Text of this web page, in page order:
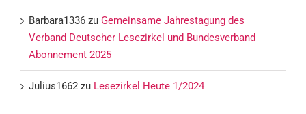
Barbara1336 zu Gemeinsame Jahrestagung des
Verband Deutscher Lesezirkel und Bundesverband
Abonnement 2025
Julius1662 zu Lesezirkel Heute 1/2024